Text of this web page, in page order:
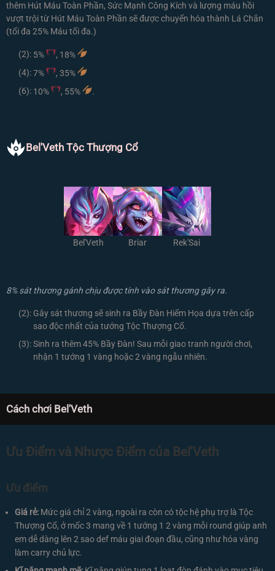
thêm Hút Máu Toàn Phần, Sức Mạnh Công Kích và lượng máu hồi
vượt trội từ Hút Máu Toàn Phần sẽ được chuyển hóa thành Lá Chắn
(tối đa 25% Máu tối đa.)
(2): 5%
, 18%
(4):7%
, 35%
(6): 10% , 55% .
Bel'Veth Tộc Thượng Cổ
Bel'Veth Briar Rek'Sai
8% sát thương gánh chịu được tính vào sát thương gây ra.
(2): Gây sát thương sẽ sinh ra Bầy Đàn Hiểm Họa dựa trên cấp
sao độc nhất của tướng Tộc Thượng Cổ.
(3):Sinh ra thêm 45% Bầy Đàn! Sau mỗi giao tranh người chơi,
nhận 1 tướng 1 vàng hoặc 2 vàng ngẫu nhiên.
Cách chơi Bel'Veth
Ưu Điểm và Nhược Điểm của Bel'Veth
Ưu điểm
Giá rẻ: Mức giá chỉ 2 vàng, ngoài ra còn có tộc hệ phụ trợ là Tộc
Thượng Cổ, ở mốc 3 mang về 1 tướng 1 2 vàng mỗi round giúp anh
em dễ dàng lên 2 sao def máu giai đoạn đầu, cũng như hóa vàng
làm carry chủ lực.